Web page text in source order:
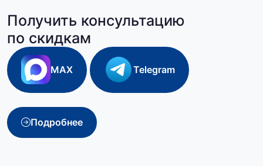
Получить консультацию
по скидкам
MAX Telegram
Подробнее